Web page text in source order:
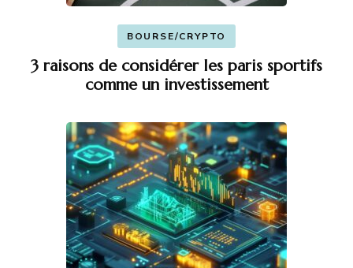
BOURSE/CRYPTO
3 raisons de considérer les paris sportifs
comme un investissement